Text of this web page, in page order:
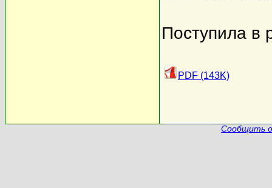
Поступила в
PDF (143K)
Сообщить о